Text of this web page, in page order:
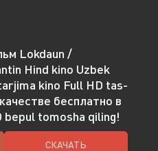
Lokdaun /
Hind kino Uzbek
kino Full HD tas-
бесплатно в
bepul tomosha qiling!
СКАЧАТЬ